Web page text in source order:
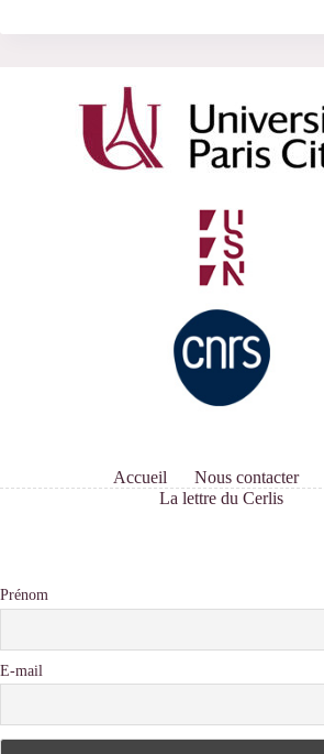
Accueil Nous contacter
La lettre du Cerlis
Prénom
E-mail